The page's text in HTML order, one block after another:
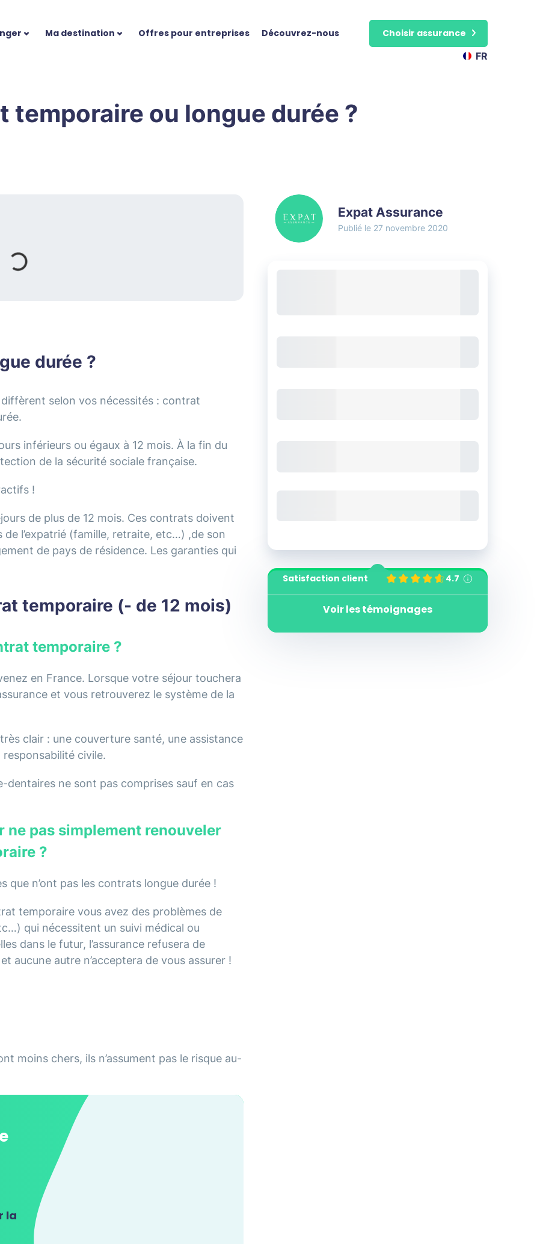
Ma destination Offres pour entreprises Découvrez-nous
Choisir assurance
FR
temporaire ou longue durée ?
durée ?
selon vos nécessités : contrat
inférieurs ou égaux à 12 mois. À la fin du
de la sécurité sociale française.
!
de plus de 12 mois. Ces contrats doivent
l’expatrié (famille, retraite, etc…) ,de son
de pays de résidence. Les garanties qui
temporaire (- de 12 mois)
temporaire ?
en France. Lorsque votre séjour touchera
et vous retrouverez le système de la
clair : une couverture santé, une assistance
responsabilité civile.
ne sont pas comprises sauf en cas
ne pas simplement renouveler
?
que n’ont pas les contrats longue durée !
temporaire vous avez des problèmes de
qui nécessitent un suivi médical ou
dans le futur, l’assurance refusera de
autre n’acceptera de vous assurer !
moins chers, ils n’assument pas le risque au-
la
Expat Assurance
27 novembre 2020
Satisfaction client 4.7
Voir les témoignages